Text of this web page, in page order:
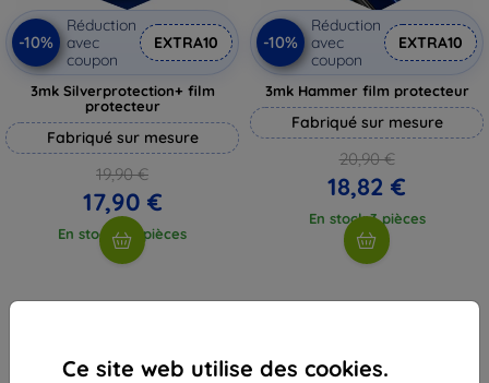
Ce site web utilise des cookies.
-10%
Réduction
avec
coupon
EXTRA10
3mk Silverprotection+ film
protecteur
Fabriqué sur mesure
19,90 €
17,90 €
En stock > 5 pièces
-10%
Réduction
avec
coupon
EXTRA10
3mk Hammer film protecteur
Fabriqué sur mesure
20,90 €
18,82 €
En stock 3 pièces